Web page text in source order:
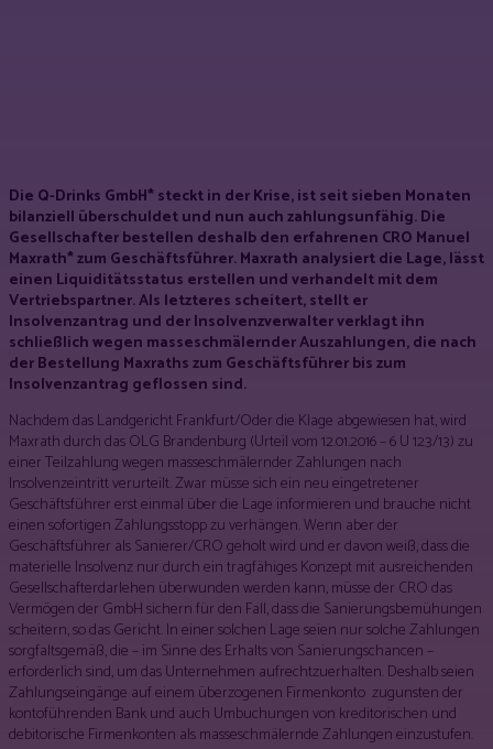
Die Q-Drinks GmbH* steckt in der Krise, ist seit sieben Monaten
bilanziell überschuldet und nun auch zahlungsunfähig. Die
Gesellschafter bestellen deshalb den erfahrenen CRO Manuel
Maxrath* zum Geschäftsführer. Maxrath analysiert die Lage, lässt
einen Liquiditätsstatus erstellen und verhandelt mit dem
Vertriebspartner. Als letzteres scheitert, stellt er
Insolvenzantrag und der Insolvenzverwalter verklagt ihn
schließlich wegen masseschmälernder Auszahlungen, die nach
der Bestellung Maxraths zum Geschäftsführer bis zum
Insolvenzantrag geflossen sind.
Nachdem das Landgericht Frankfurt/Oder die Klage abgewiesen hat, wird
Maxrath durch das OLG Brandenburg (Urteil vom 12.01.2016 – 6 U 123/13) zu
einer Teilzahlung wegen masseschmälernder Zahlungen nach
Insolvenzeintritt verurteilt. Zwar müsse sich ein neu eingetretener
Geschäftsführer erst einmal über die Lage informieren und brauche nicht
einen sofortigen Zahlungsstopp zu verhängen. Wenn aber der
Geschäftsführer als Sanierer/CRO geholt wird und er davon weiß, dass die
materielle Insolvenz nur durch ein tragfähiges Konzept mit ausreichenden
Gesellschafterdarlehen überwunden werden kann, müsse der CRO das
Vermögen der GmbH sichern für den Fall, dass die Sanierungsbemühungen
scheitern, so das Gericht. In einer solchen Lage seien nur solche Zahlungen
sorgfaltsgemäß, die – im Sinne des Erhalts von Sanierungschancen –
erforderlich sind, um das Unternehmen aufrechtzuerhalten. Deshalb seien
Zahlungseingänge auf einem überzogenen Firmenkonto zugunsten der
kontoführenden Bank und auch Umbuchungen von kreditorischen und
debitorische Firmenkonten als masseschmälernde Zahlungen einzustufen.